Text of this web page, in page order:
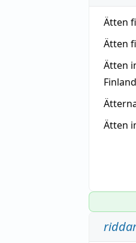
Ätten
Ätten
Ätten
Ätten